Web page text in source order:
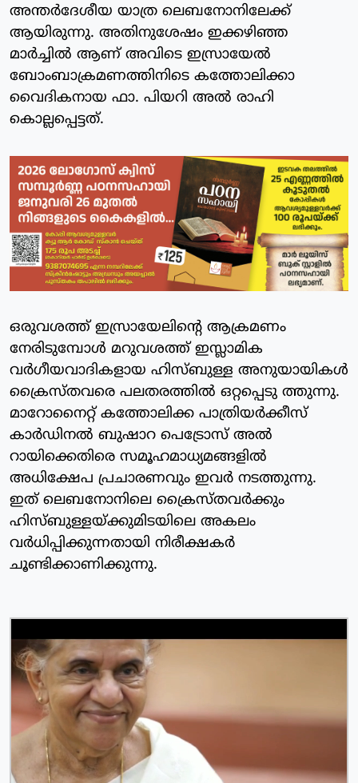
അന്തര്‍ദേശീയ യാത്ര ലെബനോനിലേക്ക്
ആയിരുന്നു. അതിനുശേഷം ഇക്കഴിഞ്ഞ
മാര്‍ച്ചില്‍ ആണ് അവിടെ ഇസ്രായേല്‍
ബോംബാക്രമണത്തിനിടെ കത്തോലിക്കാ
വൈദികനായ ഫാ. പിയറി അല്‍ രാഹി
കൊല്ലപ്പെട്ടത്.
ഒരുവശത്ത് ഇസ്രായേലിന്റെ ആക്രമണം
നേരിടുമ്പോള്‍ മറുവശത്ത് ഇസ്ലാമിക
വര്‍ഗീയവാദികളായ ഹിസ്ബുള്ള അനുയായികള്‍
ക്രൈസ്തവരെ പലതരത്തില്‍ ഒറ്റപ്പെടു ത്തുന്നു.
മാറോനൈറ്റ് കത്തോലിക്ക പാത്രിയര്‍ക്കീസ്
കാര്‍ഡിനല്‍ ബുഷാറ പെട്രോസ് അല്‍
റായിക്കെതിരെ സമൂഹമാധ്യമങ്ങളില്‍
അധിക്ഷേപ പ്രചാരണവും ഇവര്‍ നടത്തുന്നു.
ഇത് ലെബനോനിലെ ക്രൈസ്തവര്‍ക്കും
ഹിസ്ബുള്ളയ്ക്കുമിടയിലെ അകലം
വർധിപ്പിക്കുന്നതായി നിരീക്ഷകര്‍
ചൂണ്ടിക്കാണിക്കുന്നു.